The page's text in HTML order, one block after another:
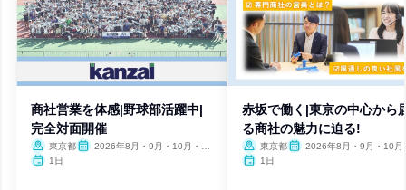
商社営業を体感|野球部活躍中|
完全対面開催
東京都
2026年8月・9月・10月・11
1日
赤坂で働く|東京の中心から
る商社の魅力に迫る!
東京都
2026年8月・9月・10月
1日